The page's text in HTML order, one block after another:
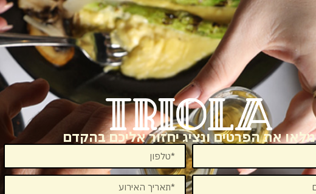
מלאו את הפרטים ונציג יחזור אליכם בהקדם